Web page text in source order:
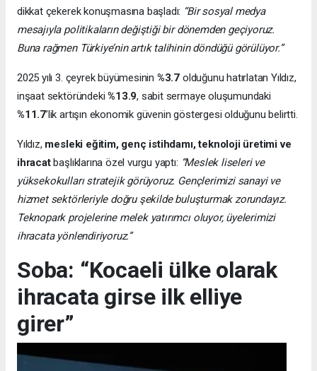
dikkat çekerek konuşmasına başladı: “Bir sosyal medya
mesajıyla politikaların değiştiği bir dönemden geçiyoruz.
Buna rağmen Türkiye’nin artık talihinin döndüğü görülüyor.”
2025 yılı 3. çeyrek büyümesinin %3.7 olduğunu hatırlatan Yıldız,
inşaat sektöründeki%13.9, sabit sermaye oluşumundaki
%11.7’lik artışın ekonomik güvenin göstergesi olduğunu belirtti.
Yıldız, mesleki eğitim, genç istihdamı, teknoloji üretimi ve
ihracatbaşlıklarına özel vurgu yaptı: “Meslek liseleri ve
yüksekokulları stratejik görüyoruz. Gençlerimizi sanayi ve
hizmet sektörleriyle doğru şekilde buluşturmak zorundayız.
Teknopark projelerine melek yatırımcı oluyor, üyelerimizi
ihracata yönlendiriyoruz.”
Soba: “Kocaeli ülke olarak
ihracata girse ilk elliye
girer”